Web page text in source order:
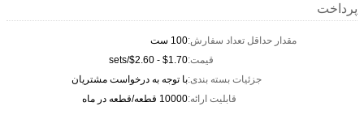
پرداخت
مقدار حداقل تعداد سفارش:100 ست
قیمت:$1.70 - $2.60/sets
جزئیات بسته بندی:با توجه به درخواست مشتریان
قابلیت ارائه:10000 قطعه/قطعه در ماه